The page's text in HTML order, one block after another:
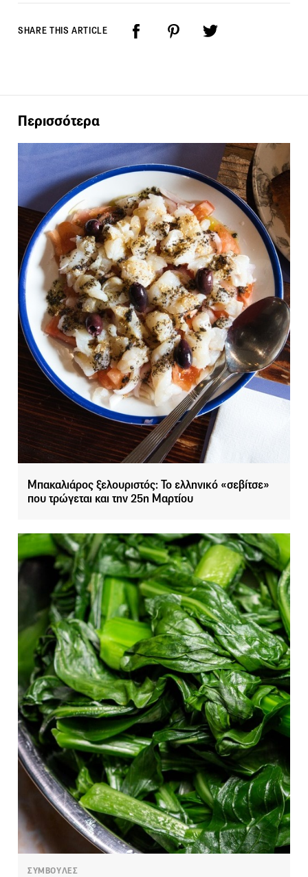
SHARE THIS ARTICLE
Περισσότερα
Μπακαλιάρος ξελουριστός: To ελληνικό «σεβίτσε»
που τρώγεται και την 25η Μαρτίου
ΣΥΜΒΟΥΛΕΣ